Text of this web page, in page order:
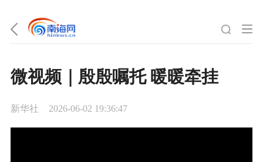
微视频｜殷殷嘱托 暖暖牵挂
新华社 2026-06-02 19:36:47